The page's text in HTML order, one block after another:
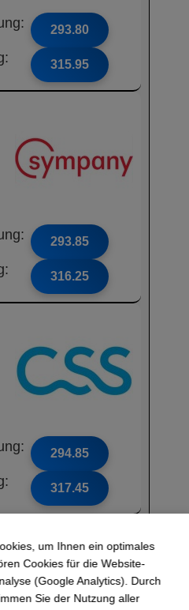
293.80
315.95
293.85
316.25
294.85
317.45
um Ihnen ein optimales
Cookies für die Website-
(Google Analytics). Durch
Sie der Nutzung aller